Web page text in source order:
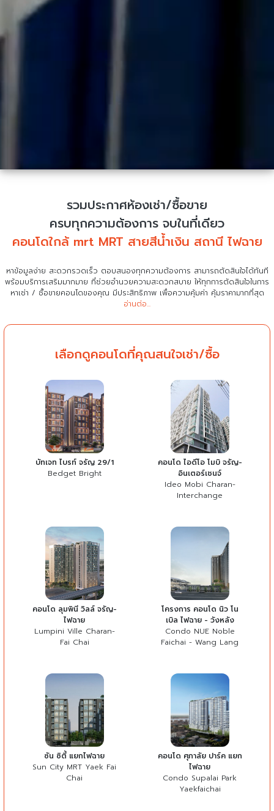
รวมประกาศห้องเช่า/ซื้อขาย
ครบทุกความต้องการ จบในที่เดียว
คอนโดใกล้ mrt MRT สายสีน้ำเงิน สถานี ไฟฉาย
หาข้อมูลง่าย สะดวกรวดเร็ว ตอบสนองทุกความต้องการ สามารถตัดสินใจได้ทันที
พร้อมบริการเสริมมากมาย ที่ช่วยอำนวยความสะดวกสบาย ให้ทุกการตัดสินใจในการ
หาเช่า / ซื้อขายคอนโดของคุณ มีประสิทธิภาพ เพื่อความคุ้มค่า คุ้มราคามากที่สุด
อ่านต่อ...
เลือกดูคอนโดที่คุณสนใจเช่า/ซื้อ
บัทเจท ไบรท์ จรัญ 29/1
Bedget Bright
คอนโด ไอดีโอ โมบิ จรัญ-
อินเตอร์เชนจ์
Ideo Mobi Charan-
Interchange
คอนโด ลุมพินี วิลล์ จรัญ-
ไฟฉาย
Lumpini Ville Charan-
Fai Chai
โครงการ คอนโด นิว โน
เบิล ไฟฉาย - วังหลัง
Condo NUE Noble
Faichai - Wang Lang
ซัน ซิตี้ แยกไฟฉาย
Sun City MRT Yaek Fai
Chai
คอนโด ศุภาลัย ปาร์ค แยก
ไฟฉาย
Condo Supalai Park
Yaekfaichai